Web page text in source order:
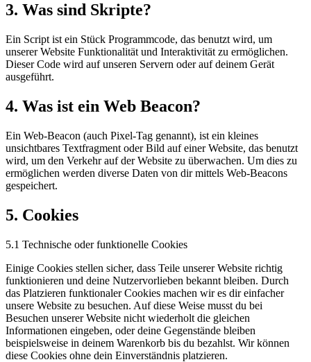
3. Was sind Skripte?
Ein Script ist ein Stück Programmcode, das benutzt wird, um
unserer Website Funktionalität und Interaktivität zu ermöglichen.
Dieser Code wird auf unseren Servern oder auf deinem Gerät
ausgeführt.
4. Was ist ein Web Beacon?
Ein Web-Beacon (auch Pixel-Tag genannt), ist ein kleines
unsichtbares Textfragment oder Bild auf einer Website, das benutzt
wird, um den Verkehr auf der Website zu überwachen. Um dies zu
ermöglichen werden diverse Daten von dir mittels Web-Beacons
gespeichert.
5. Cookies
5.1 Technische oder funktionelle Cookies
Einige Cookies stellen sicher, dass Teile unserer Website richtig
funktionieren und deine Nutzervorlieben bekannt bleiben. Durch
das Platzieren funktionaler Cookies machen wir es dir einfacher
unsere Website zu besuchen. Auf diese Weise musst du bei
Besuchen unserer Website nicht wiederholt die gleichen
Informationen eingeben, oder deine Gegenstände bleiben
beispielsweise in deinem Warenkorb bis du bezahlst. Wir können
diese Cookies ohne dein Einverständnis platzieren.